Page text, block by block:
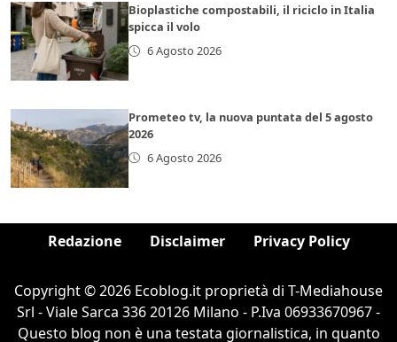
Bioplastiche compostabili, il riciclo in Italia
spicca il volo
6 Agosto 2026
Prometeo tv, la nuova puntata del 5 agosto
2026
6 Agosto 2026
Redazione Disclaimer Privacy Policy
Copyright © 2026 Ecoblog.it proprietà di T-Mediahouse
Srl - Viale Sarca 336 20126 Milano - P.Iva 06933670967 -
Questo blog non è una testata giornalistica, in quanto